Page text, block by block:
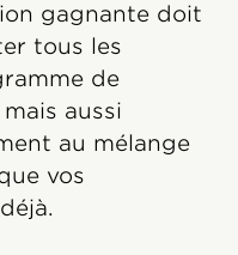
gagnante doit
tous les
de
aussi
au mélange
vos